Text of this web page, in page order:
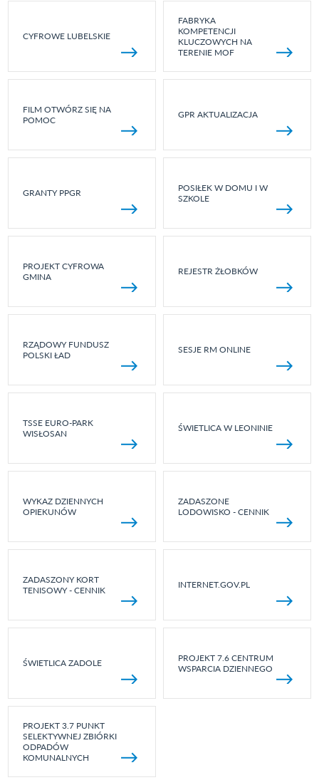
CYFROWE LUBELSKIE
FABRYKA
KOMPETENCJI
KLUCZOWYCH NA
TERENIE MOF
FILM OTWÓRZ SIĘ NA
POMOC
GPR AKTUALIZACJA
GRANTY PPGR
POSIŁEK W DOMU I W
SZKOLE
PROJEKT CYFROWA
GMINA
REJESTR ŻŁOBKÓW
RZĄDOWY FUNDUSZ
POLSKI ŁAD
SESJE RM ONLINE
TSSE EURO-PARK
WISŁOSAN
ŚWIETLICA W LEONINIE
WYKAZ DZIENNYCH
OPIEKUNÓW
ZADASZONE
LODOWISKO - CENNIK
ZADASZONY KORT
TENISOWY - CENNIK
INTERNET.GOV.PL
ŚWIETLICA ZADOLE
PROJEKT 7.6 CENTRUM
WSPARCIA DZIENNEGO
PROJEKT 3.7 PUNKT
SELEKTYWNEJ ZBIÓRKI
ODPADÓW
KOMUNALNYCH